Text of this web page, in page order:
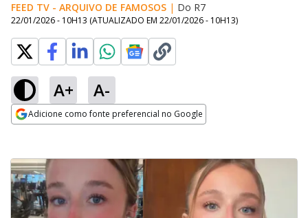
FEED TV - ARQUIVO DE FAMOSOS | Do R7
22/01/2026 - 10H13 (ATUALIZADO EM 22/01/2026 - 10H13)
A+ A-
Adicione como fonte preferencial no Google